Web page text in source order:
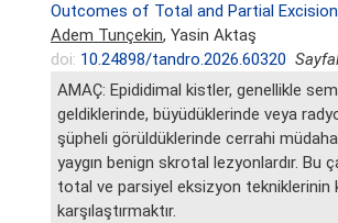
Outcomes of Total and Partial Excision
Adem Tunçekin, Yasin Aktaş
doi: 10.24898/tandro.2026.60320
AMAÇ: Epididimal kistler, genellikle
geldiklerinde, büyüdüklerinde veya
şüpheli görüldüklerinde cerrahi
yaygın benign skrotal lezyonlardır. Bu
total ve parsiyel eksizyon tekniklerinin
karşılaştırmaktır.